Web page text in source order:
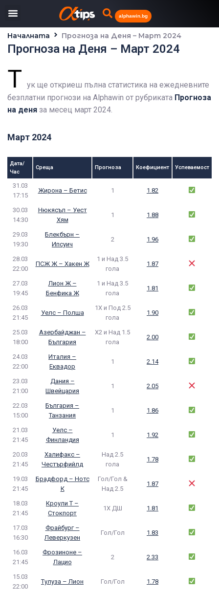
alphawin.bg
Началната Прогноза на Деня – Март 2024
Прогноза на Деня – Март 2024
Т ук ще откриеш пълна статистика на ежедневните
безплатни прогнози на Alphawin от рубриката Прогноза
на деня за месец март 2024.
Март 2024
Дата/
Час
Среща Прогноза Коефициент Успеваемост
31.03
17:15
Жирона – Бетис 1 1.82
30.03
14:30
Нюкясъл – Уест
Хям
1 1.88
29.03
19:30
Блекбърн –
Ипсуич
2 1.96
28.03
22:00
ПСЖ Ж – Хакен Ж
1 и Над 3.5
гола
1.87
27.03
19:45
Лион Ж –
Бенфика Ж
1 и Над 3.5
гола
1.81
26.03
21:45
Уелс – Полша
1Х и Под 2.5
гола
1.90
25.03
18:00
Азербайджан –
България
Х2 и Над 1.5
гола
2.00
24.03
22:00
Италия –
Еквадор
1 2.14
23.03
21:00
Дания –
Швейцария
1 2.05
22.03
15:00
България –
Танзания
1 1.86
21.03
21:45
Уелс –
Финландия
1 1.92
20.03
21:45
Халифакс –
Честърфийлд
Над 2.5
гола
1.78
19.03
21:45
Брадфорд – Нотс
К
Гол/Гол &
Над 2.5
1.87
18.03
21:45
Кроули Т –
Стокпорт
1Х ДШ 1.81
17.03
16:30
Фрайбург –
Леверкузен
Гол/Гол 1.83
16.03
21:45
Фрозиноне –
Лацио
2 2.33
15.03
22:00
Тулуза – Лион Гол/Гол 1.78